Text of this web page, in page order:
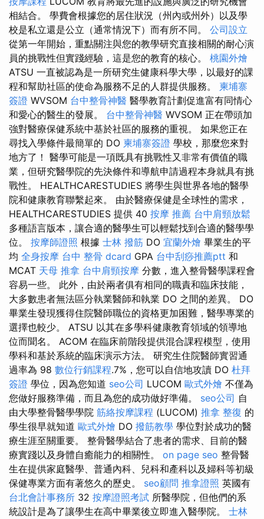
相結合。 學費會根據您的居住狀況（州內或州外）以及學
校是私立還是公立（通常情況下）而有所不同。 公司設立
從第一年開始，重點關注與您的教學研究直接相關的耐心演
員的挑戰性但實踐經驗，這是您的教育的核心。 桃園外燴
ATSU 一直被認為是一所研究生健康科學大學，以最好的課
程和幫助社區的使命為服務不足的人群提供服務。 柬埔寨
簽證 WVSOM 台中整骨神醫 醫學教育計劃促進富有同情心
和愛心的醫生的發展。 台中整骨神醫 WVSOM 正在帶頭加
強對醫療保健系統中基於社區的服務的重視。 如果您正在
尋找入學條件最簡單的 DO 柬埔寨簽證 學校，那麼您來對
地方了！ 醫學可能是一項既具有挑戰性又非常有價值的職
業，但研究醫學院的先決條件和導航申請過程本身就具有挑
戰性。 HEALTHCARESTUDIES 將學生與世界各地的醫學
院和健康教育聯繫起來。 由於醫療保健是全球性的需求，
HEALTHCARESTUDIES 提供 40 按摩 推薦 台中肩頸放鬆
多種語言版本，讓合適的醫學生可以輕鬆找到合適的醫學學
位。 按摩師證照 根據 士林 撥筋 DO 宜蘭外燴 畢業生的平
均 全身按摩 台中 整骨 dcard GPA 台中刮痧推薦ptt 和
MCAT 天母 推拿 台中肩頸按摩 分數，進入整骨醫學課程會
容易一些。 此外，由於兩者俱有相同的職責和臨床技能，
大多數患者無法區分執業醫師和執業 DO 之間的差異。 DO
畢業生發現獲得住院醫師職位的資格更加困難，醫學專業的
選擇也較少。 ATSU 以其在多學科健康教育領域的領導地
位而聞名。 ACOM 在臨床前階段提供混合課程模型，使用
學科和基於系統的臨床演示方法。 研究生住院醫師實習通
過率為 98 數位行銷課程.7%，您可以自信地攻讀 DO 杜拜
簽證 學位，因為您知道 seo公司 LUCOM 歐式外燴 不僅為
您做好服務準備，而且為您的成功做好準備。 seo公司 自
由大學整骨醫學學院 筋絡按摩課程 (LUCOM) 推拿 整復 的
學生很早就知道 歐式外燴 DO 撥筋教學 學位對於成功的醫
療生涯至關重要。 整骨醫學結合了患者的需求、目前的醫
療實踐以及身體自癒能力的相關性。 on page seo 整骨醫
生在提供家庭醫學、普通內科、兒科和產科以及婦科等初級
保健專業方面有著悠久的歷史。 seo顧問 推拿證照 英國有
台北會計事務所 32 按摩證照考試 所醫學院，但他們的系
統設計是為了讓學生在高中畢業後立即進入醫學院。 士林